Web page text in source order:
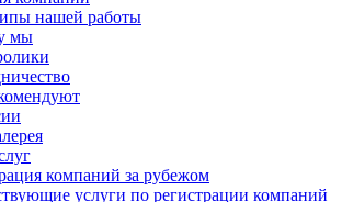
нашей работы
мы
компаний за рубежом
услуги по регистрации компаний